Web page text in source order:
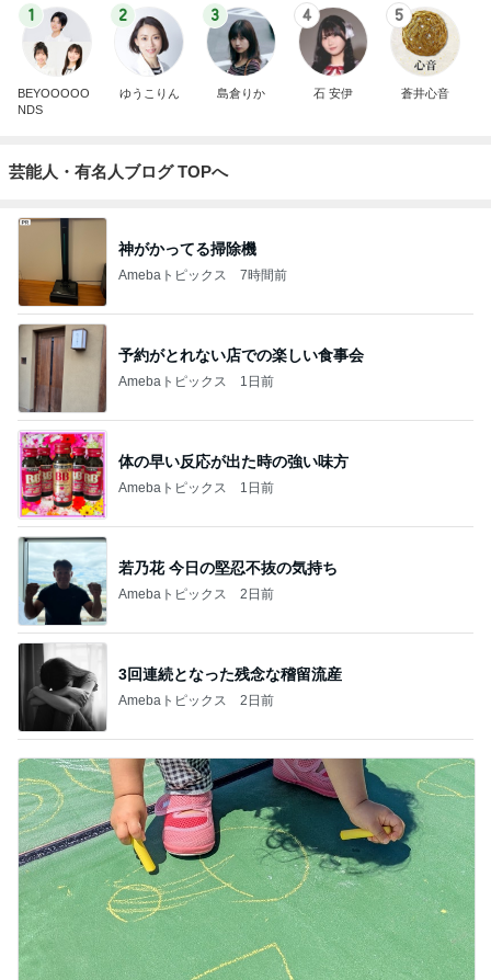
1
BEYOOOOO
NDS
2
ゆうこりん
3
島倉りか
4
石 安伊
5
蒼井心音
芸能人・有名人ブログ TOPへ
神がかってる掃除機
Amebaトピックス 7時間前
予約がとれない店での楽しい食事会
Amebaトピックス 1日前
体の早い反応が出た時の強い味方
Amebaトピックス 1日前
若乃花 今日の堅忍不抜の気持ち
Amebaトピックス 2日前
3回連続となった残念な稽留流産
Amebaトピックス 2日前